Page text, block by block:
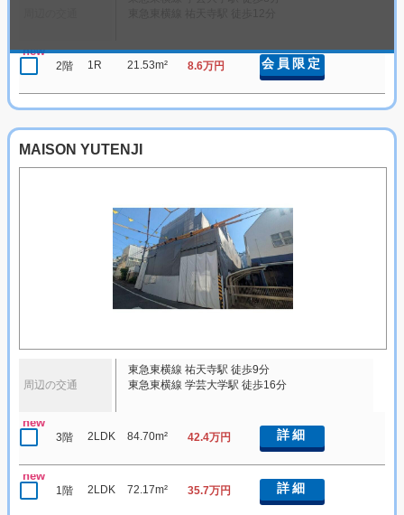
new
2階 1R 21.53m² 8.6万円 会員限定
MAISON YUTENJI
周辺の交通
東急東横線 祐天寺駅 徒歩9分
東急東横線 学芸大学駅 徒歩16分
new
3階 2LDK 84.70m² 42.4万円 詳細
new
1階 2LDK 72.17m² 35.7万円 詳細